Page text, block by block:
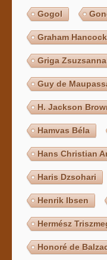
Gogol
Graham Hancock
Griga Zsuzsanna
Guy de
H. Jackson
Hamvas Béla
Hans Christian
Haris Dzsohari
Henrik Ibsen
Hermész
Honoré de